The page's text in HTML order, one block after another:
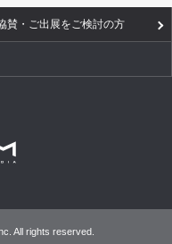
賛・ご出展をご検討の方
All rights reserved.